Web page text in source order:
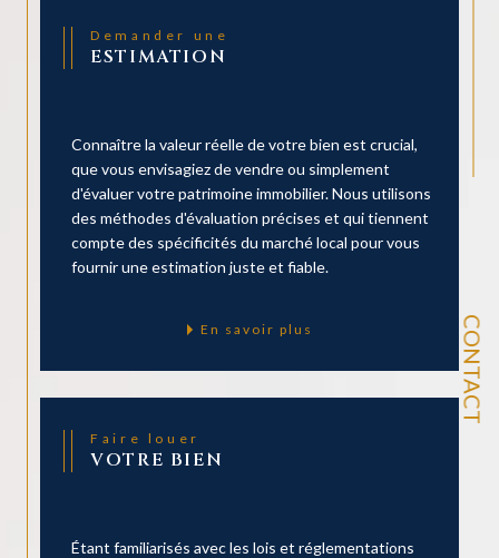
CONTACT
Demander une
ESTIMATION
Connaître la valeur réelle de votre bien est crucial,
que vous envisagiez de vendre ou simplement
d'évaluer votre patrimoine immobilier. Nous utilisons
des méthodes d'évaluation précises et qui tiennent
compte des spécificités du marché local pour vous
fournir une estimation juste et fiable.
En savoir plus
Faire louer
VOTRE BIEN
Étant familiarisés avec les lois et réglementations